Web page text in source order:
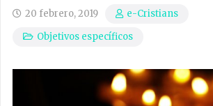
20 febrero, 2019
e-Cristians
Objetivos específicos